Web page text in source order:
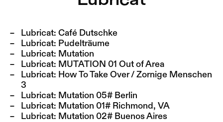
2025/26
Lubricat: Café Dutschke
Lubricat: Pudelträume
Lubricat: Mutation
Lubricat: MUTATION 01 Out of Area
Lubricat: How To Take Over / Zornige Menschen
3
Lubricat: Mutation 05# Berlin
Lubricat: Mutation 01# Richmond, VA
Lubricat: Mutation 02# Buenos Aires